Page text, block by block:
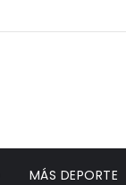
MÁS DEPORTE